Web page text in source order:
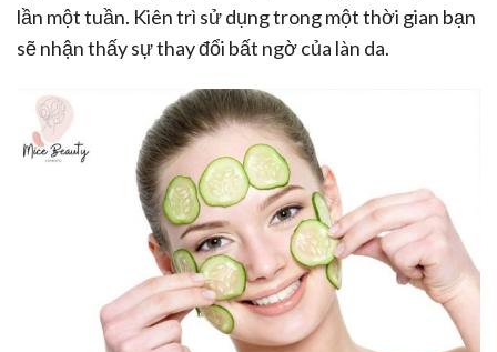
lần một tuần. Kiên trì sử dụng trong một thời gian bạn
sẽ nhận thấy sự thay đổi bất ngờ của làn da.